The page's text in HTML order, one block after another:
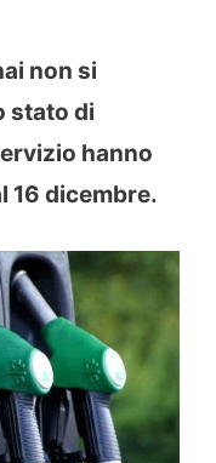
non si
stato di
hanno
16 dicembre.